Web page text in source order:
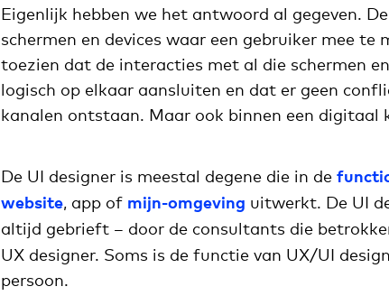
Eigenlijk hebben we het antwoord al gegeven.
schermen en devices waar een gebruiker mee
toezien dat de interacties met al die schermen
logisch op elkaar aansluiten en dat er geen
kanalen ontstaan. Maar ook binnen een digitaal
De UI designer is meestal degene die in de
website, app of mijn-omgeving uitwerkt. De UI
altijd gebrieft – door de consultants die
UX designer. Soms is de functie van UX/UI
persoon.